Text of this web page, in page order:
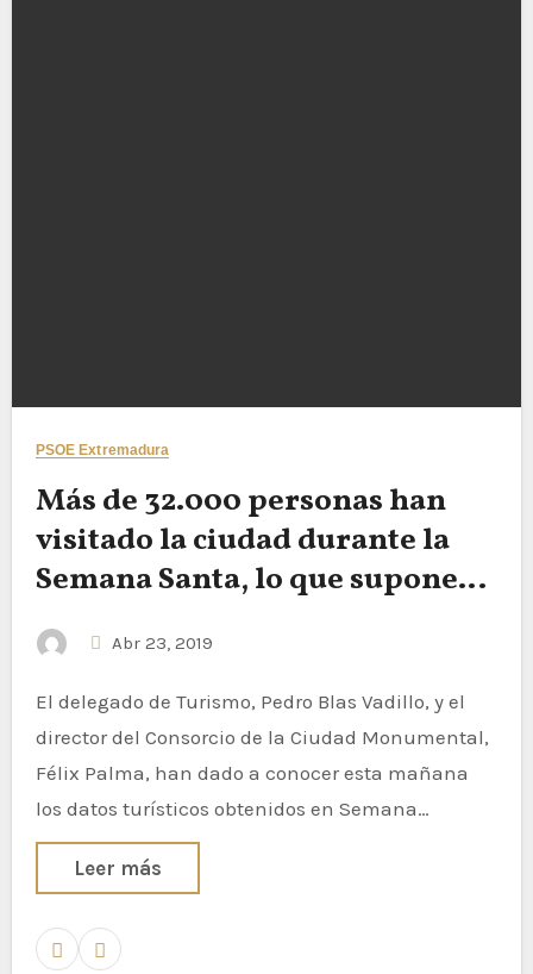
PSOE Extremadura
Más de 32.000 personas han
visitado la ciudad durante la
Semana Santa, lo que supone
un nuevo récord
Abr 23, 2019
El delegado de Turismo, Pedro Blas Vadillo, y el
director del Consorcio de la Ciudad Monumental,
Félix Palma, han dado a conocer esta mañana
los datos turísticos obtenidos en Semana…
Leer más